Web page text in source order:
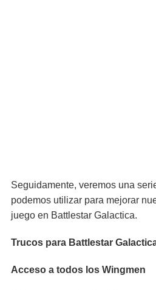
Seguidamente, veremos una
podemos utilizar para mejorar
juego en Battlestar Galactica.
Trucos para Battlestar
Acceso a todos los Wingmen